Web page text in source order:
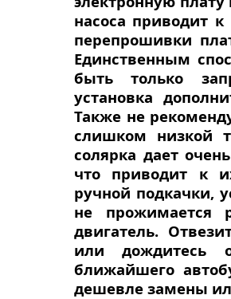
насоса приводит
перепрошивки
Единственным
быть только
установка
Также не
слишком низкой
солярка дает
что приводит к
ручной подкачки,
не прожимается
двигатель.
или дождитесь
ближайшего
дешевле замены